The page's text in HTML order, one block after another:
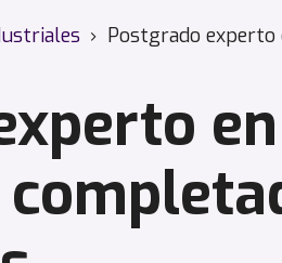
› Postgrado experto
en